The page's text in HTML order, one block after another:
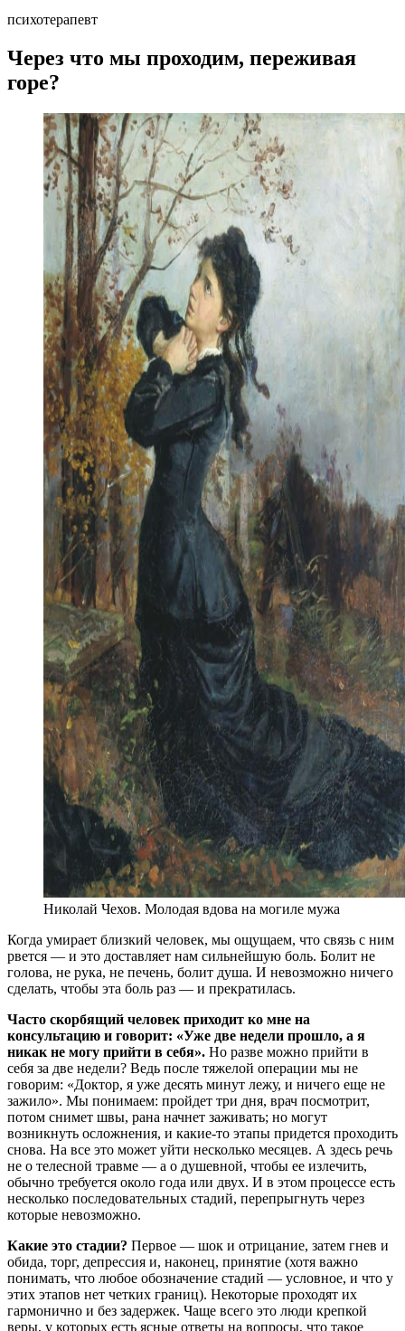
психотерапевт
Через что мы проходим, переживая
горе?
Николай Чехов. Молодая вдова на могиле мужа
Когда умирает близкий человек, мы ощущаем, что связь с ним
рвется — и это доставляет нам сильнейшую боль. Болит не
голова, не рука, не печень, болит душа. И невозможно ничего
сделать, чтобы эта боль раз — и прекратилась.
Часто скорбящий человек приходит ко мне на
консультацию и говорит: «Уже две недели прошло, а я
никак не могу прийти в себя». Но разве можно прийти в
себя за две недели? Ведь после тяжелой операции мы не
говорим: «Доктор, я уже десять минут лежу, и ничего еще не
зажило». Мы понимаем: пройдет три дня, врач посмотрит,
потом снимет швы, рана начнет заживать; но могут
возникнуть осложнения, и какие-то этапы придется проходить
снова. На все это может уйти несколько месяцев. А здесь речь
не о телесной травме — а о душевной, чтобы ее излечить,
обычно требуется около года или двух. И в этом процессе есть
несколько последовательных стадий, перепрыгнуть через
которые невозможно.
Какие это стадии? Первое — шок и отрицание, затем гнев и
обида, торг, депрессия и, наконец, принятие (хотя важно
понимать, что любое обозначение стадий — условное, и что у
этих этапов нет четких границ). Некоторые проходят их
гармонично и без задержек. Чаще всего это люди крепкой
веры, у которых есть ясные ответы на вопросы, что такое